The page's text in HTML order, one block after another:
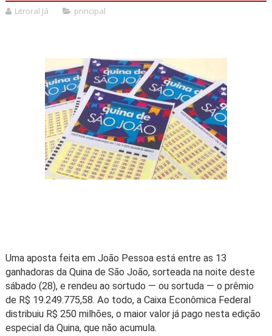
Litroral Já principal
Uma aposta feita em João Pessoa está entre as 13
ganhadoras da Quina de São João, sorteada na noite deste
sábado (28), e rendeu ao sortudo — ou sortuda — o prêmio
de R$ 19.249.775,58. Ao todo, a Caixa Econômica Federal
distribuiu R$ 250 milhões, o maior valor já pago nesta edição
especial da Quina, que não acumula.